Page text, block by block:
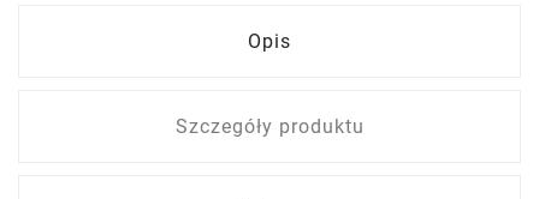
Opis
Szczegóły produktu